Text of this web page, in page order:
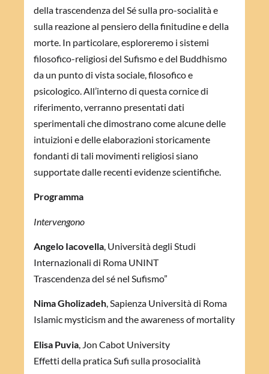
della trascendenza del Sé sulla pro-socialità e
sulla reazione al pensiero della finitudine e della
morte. In particolare, esploreremo i sistemi
filosofico-religiosi del Sufismo e del Buddhismo
da un punto di vista sociale, filosofico e
psicologico. All’interno di questa cornice di
riferimento, verranno presentati dati
sperimentali che dimostrano come alcune delle
intuizioni e delle elaborazioni storicamente
fondanti di tali movimenti religiosi siano
supportate dalle recenti evidenze scientifiche.
Programma
Intervengono
Angelo Iacovella, Università degli Studi
Internazionali di Roma UNINT
Trascendenza del sé nel Sufismo”
Nima Gholizadeh, Sapienza Università di Roma
Islamic mysticism and the awareness of mortality
Elisa Puvia , Jon Cabot University
Effetti della pratica Sufi sulla prosocialità